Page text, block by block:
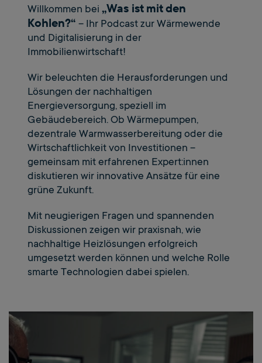
Willkommen bei „Was ist mit den
Kohlen?“ – Ihr Podcast zur Wärmewende
und Digitalisierung in der
Immobilienwirtschaft!
Wir beleuchten die Herausforderungen und
Lösungen der nachhaltigen
Energieversorgung, speziell im
Gebäudebereich. Ob Wärmepumpen,
dezentrale Warmwasserbereitung oder die
Wirtschaftlichkeit von Investitionen –
gemeinsam mit erfahrenen Expert:innen
diskutieren wir innovative Ansätze für eine
grüne Zukunft.
Mit neugierigen Fragen und spannenden
Diskussionen zeigen wir praxisnah, wie
nachhaltige Heizlösungen erfolgreich
umgesetzt werden können und welche Rolle
smarte Technologien dabei spielen.